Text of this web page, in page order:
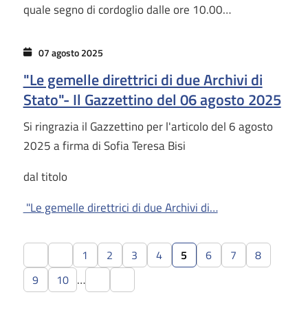
quale segno di cordoglio dalle ore 10.00…
07 agosto 2025
"Le gemelle direttrici di due Archivi di
Stato"- Il Gazzettino del 06 agosto 2025
Si ringrazia il Gazzettino per l'articolo del 6 agosto
2025 a firma di Sofia Teresa Bisi
dal titolo
"Le gemelle direttrici di due Archivi di…
1 2 3 4 5 6 7
8
9
10 …